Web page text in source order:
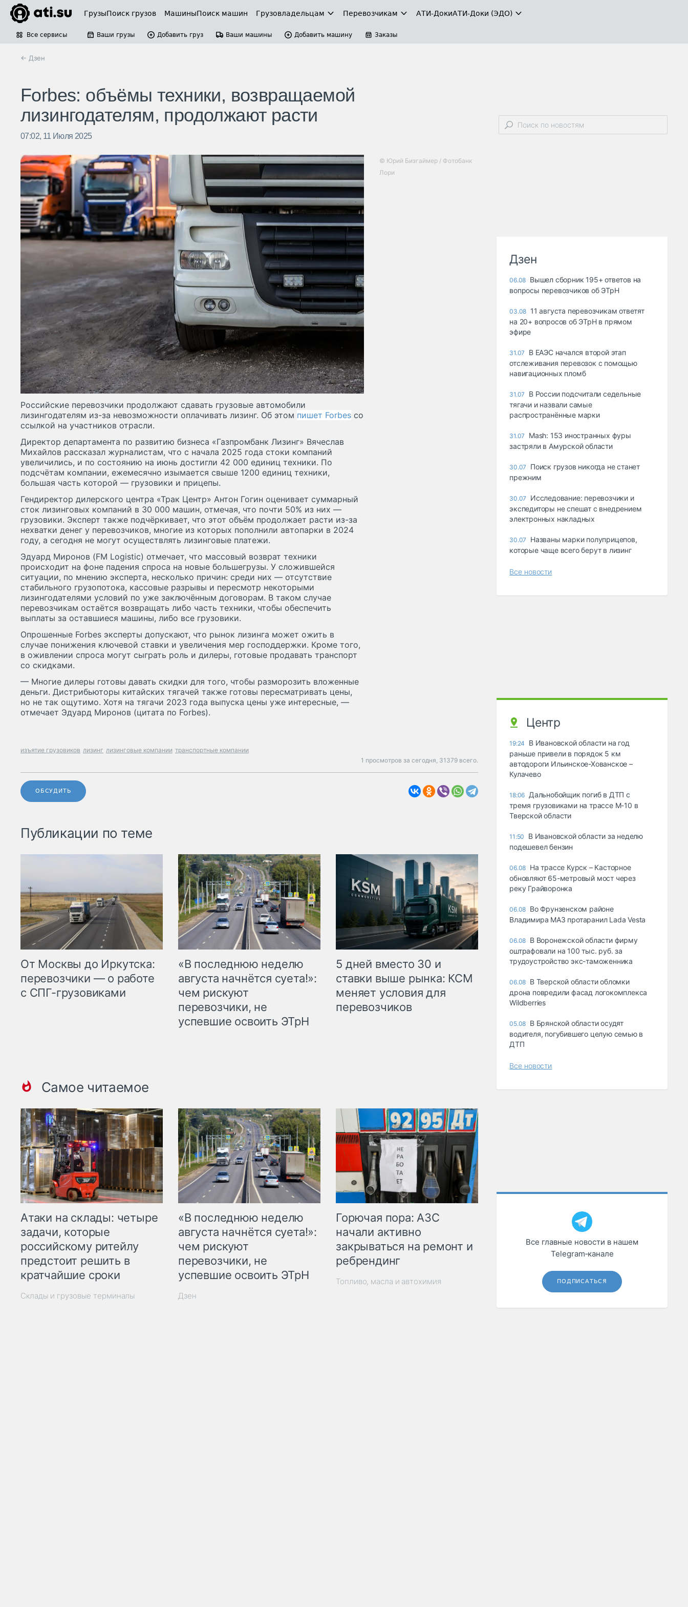
ГрузыПоиск грузов МашиныПоиск машин Грузовладельцам Перевозчикам АТИ-ДокиАТИ-Доки (ЭДО)
Все сервисы Ваши грузы Добавить груз Ваши машины Добавить машину Заказы
← Дзен
Forbes: объёмы техники, возвращаемой
лизингодателям, продолжают расти
07:02, 11 Июля 2025
© Юрий Бизгаймер / Фотобанк
Лори
Российские перевозчики продолжают сдавать грузовые автомобили
лизингодателям из-за невозможности оплачивать лизинг. Об этом пишет Forbes со
ссылкой на участников отрасли.
Директор департамента по развитию бизнеса «Газпромбанк Лизинг» Вячеслав
Михайлов рассказал журналистам, что с начала 2025 года стоки компаний
увеличились, и по состоянию на июнь достигли 42 000 единиц техники. По
подсчётам компании, ежемесячно изымается свыше 1200 единиц техники,
большая часть которой — грузовики и прицепы.
Гендиректор дилерского центра «Трак Центр» Антон Гогин оценивает суммарный
сток лизинговых компаний в 30 000 машин, отмечая, что почти 50% из них —
грузовики. Эксперт также подчёркивает, что этот объём продолжает расти из-за
нехватки денег у перевозчиков, многие из которых пополнили автопарки в 2024
году, а сегодня не могут осуществлять лизинговые платежи.
Эдуард Миронов (FM Logistic) отмечает, что массовый возврат техники
происходит на фоне падения спроса на новые большегрузы. У сложившейся
ситуации, по мнению эксперта, несколько причин: среди них — отсутствие
стабильного грузопотока, кассовые разрывы и пересмотр некоторыми
лизингодателями условий по уже заключённым договорам. В таком случае
перевозчикам остаётся возвращать либо часть техники, чтобы обеспечить
выплаты за оставшиеся машины, либо все грузовики.
Опрошенные Forbes эксперты допускают, что рынок лизинга может ожить в
случае понижения ключевой ставки и увеличения мер господдержки. Кроме того,
в оживлении спроса могут сыграть роль и дилеры, готовые продавать транспорт
со скидками.
— Многие дилеры готовы давать скидки для того, чтобы разморозить вложенные
деньги. Дистрибьюторы китайских тягачей также готовы пересматривать цены,
но не так ощутимо. Хотя на тягачи 2023 года выпуска цены уже интересные, —
отмечает Эдуард Миронов (цитата по Forbes).
изъятие грузовиков лизинг лизинговые компании транспортные компании
1 просмотров за сегодня, 31379 всего.
ОБСУДИТЬ
Публикации по теме
От Москвы до Иркутска:
перевозчики — о работе
с СПГ-грузовиками
«В последнюю неделю
августа начнётся суета!»:
чем рискуют
перевозчики, не
успевшие освоить ЭТрН
5 дней вместо 30 и
ставки выше рынка: КСМ
меняет условия для
перевозчиков
Самое читаемое
Атаки на склады: четыре
задачи, которые
российскому ритейлу
предстоит решить в
кратчайшие сроки
Склады и грузовые терминалы
«В последнюю неделю
августа начнётся суета!»:
чем рискуют
перевозчики, не
успевшие освоить ЭТрН
Дзен
Горючая пора: АЗС
начали активно
закрываться на ремонт и
ребрендинг
Топливо, масла и автохимия
Дзен
06.08 Вышел сборник 195+ ответов на
вопросы перевозчиков об ЭТрН
03.08 11 августа перевозчикам ответят
на 20+ вопросов об ЭТрН в прямом
эфире
31.07
В ЕАЭС начался второй этап
отслеживания перевозок с помощью
навигационных пломб
31.07
В России подсчитали седельные
тягачи и назвали самые
распространённые марки
31.07
Mash: 153 иностранных фуры
застряли в Амурской области
30.07
Поиск грузов никогда не станет
прежним
30.07
Исследование: перевозчики и
экспедиторы не спешат с внедрением
электронных накладных
30.07
Названы марки полуприцепов,
которые чаще всего берут в лизинг
Все новости
Центр
19:24
В Ивановской области на год
раньше привели в порядок 5 км
автодороги Ильинское-Хованское –
Кулачево
18:06 Дальнобойщик погиб в ДТП с
тремя грузовиками на трассе М-10 в
Тверской области
11:50
В Ивановской области за неделю
подешевел бензин
06.08 На трассе Курск – Касторное
обновляют 65-метровый мост через
реку Грайворонка
06.08 Во Фрунзенском районе
Владимира МАЗ протаранил Lada Vesta
06.08 В Воронежской области фирму
оштрафовали на 100 тыс. руб. за
трудоустройство экс-таможенника
06.08 В Тверской области обломки
дрона повредили фасад логокомплекса
Wildberries
05.08 В Брянской области осудят
водителя, погубившего целую семью в
ДТП
Все новости
Все главные новости в нашем
Telegram‑канале
ПОДПИСАТЬСЯ